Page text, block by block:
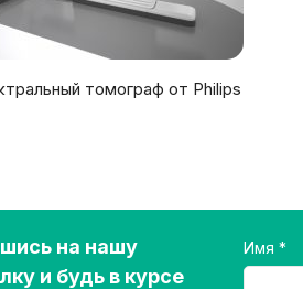
томограф от Philips
на нашу
и будь в курсе
Имя